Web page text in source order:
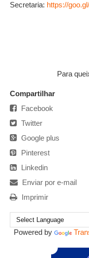
Secretaria: https://
Para
Compartilhar
Facebook
Twitter
Google plus
Pinterest
Linkedin
Enviar por e-mail
Imprimir
Powered by